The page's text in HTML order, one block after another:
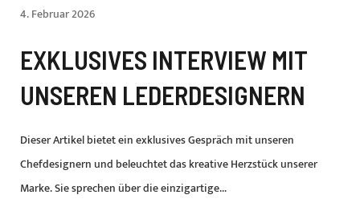
4. Februar 2026
EXKLUSIVES INTERVIEW MIT
UNSEREN LEDERDESIGNERN
Dieser Artikel bietet ein exklusives Gespräch mit unseren
Chefdesignern und beleuchtet das kreative Herzstück unserer
Marke. Sie sprechen über die einzigartige...